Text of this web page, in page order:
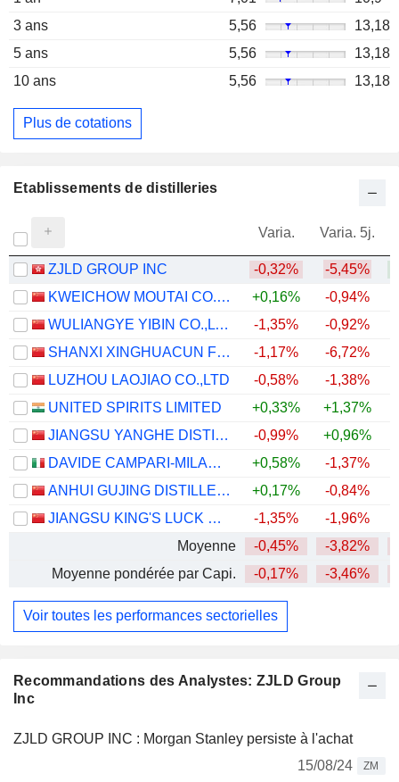
Recommandations des Analystes: ZJLD Group
Inc
ZJLD GROUP INC : Morgan Stanley persiste à l'achat
15/08/24
ZM
3 ans
5,56
13,18
5 ans
5,56
13,18
10 ans
5,56 13,18
Plus de cotations
Etablissements de distilleries
Varia. Varia. 5j.
ZJLD GROUP INC -0,32% -5,45%
KWEICHOW MOUTAI CO., LTD.
+0,16% -0,94%
WULIANGYE YIBIN CO.,LTD.
-1,35% -0,92%
SHANXI XINGHUACUN FEN WINE FACTORY CO.,LTD.
-1,17% -6,72%
LUZHOU LAOJIAO CO.,LTD
-0,58% -1,38%
UNITED SPIRITS LIMITED
+0,33% +1,37%
JIANGSU YANGHE DISTILLERY CO., LTD.
-0,99% +0,96%
DAVIDE CAMPARI-MILANO N.V.
+0,58% -1,37%
ANHUI GUJING DISTILLERY CO., LTD.
+0,17% -0,84%
JIANGSU KING'S LUCK BREWERY JOINT-STOCK CO.,LTD.
-1,35% -1,96%
Moyenne
-0,45% -3,82%
Moyenne pondérée par Capi.
-0,17% -3,46%
Voir toutes les performances sectorielles